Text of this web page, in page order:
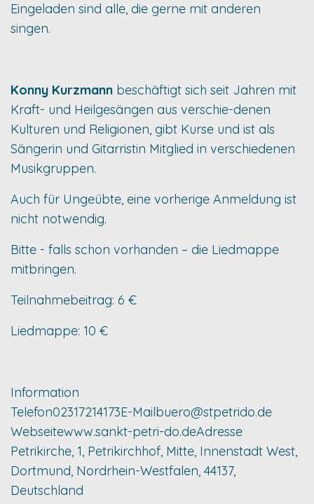
Eingeladen sind alle, die gerne mit anderen
singen.
Konny Kurzmann beschäftigt sich seit Jahren mit
Kraft- und Heilgesängen aus verschie-denen
Kulturen und Religionen, gibt Kurse und ist als
Sängerin und Gitarristin Mitglied in verschiedenen
Musikgruppen.
Auch für Ungeübte, eine vorherige Anmeldung ist
nicht notwendig.
Bitte - falls schon vorhanden – die Liedmappe
mitbringen.
Teilnahmebeitrag: 6 €
Liedmappe: 10 €
Information
Telefon02317214173E-Mailbuero@stpetrido.de
Webseitewww.sankt-petri-do.deAdresse
Petrikirche, 1, Petrikirchhof, Mitte, Innenstadt West,
Dortmund, Nordrhein-Westfalen, 44137,
Deutschland